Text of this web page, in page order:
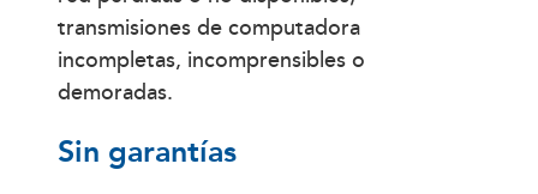
transmisiones de computadora
incompletas, incomprensibles o
demoradas.
Sin garantías